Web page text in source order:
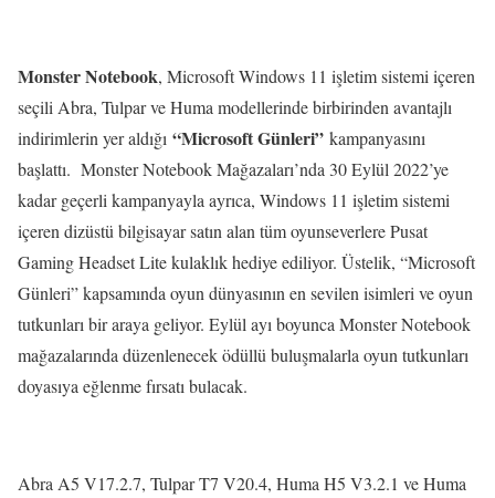
Monster Notebook, Microsoft Windows 11 işletim sistemi içeren
seçili Abra, Tulpar ve Huma modellerinde birbirinden avantajlı
indirimlerin yer aldığı “Microsoft Günleri” kampanyasını
başlattı. Monster Notebook Mağazaları’nda 30 Eylül 2022’ye
kadar geçerli kampanyayla ayrıca, Windows 11 işletim sistemi
içeren dizüstü bilgisayar satın alan tüm oyunseverlere Pusat
Gaming Headset Lite kulaklık hediye ediliyor. Üstelik, “Microsoft
Günleri” kapsamında oyun dünyasının en sevilen isimleri ve oyun
tutkunları bir araya geliyor. Eylül ayı boyunca Monster Notebook
mağazalarında düzenlenecek ödüllü buluşmalarla oyun tutkunları
doyasıya eğlenme fırsatı bulacak.
Abra A5 V17.2.7, Tulpar T7 V20.4, Huma H5 V3.2.1 ve Huma